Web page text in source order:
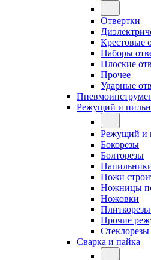
Отвертки
Крестовые
Наборы
Плоские
Прочее
Ударные
Режущий и
Режущий и
Бокорезы
Болторезы
Ножи
Ножницы
Ножовки
Прочие
Стеклорезы
Сварка и пайка